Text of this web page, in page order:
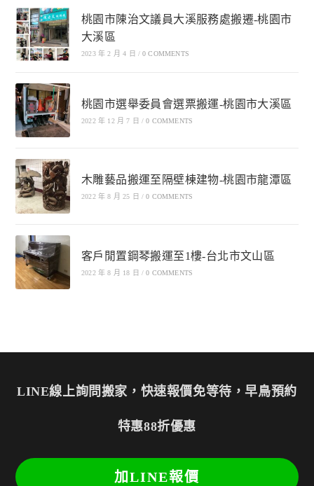
桃園市陳治文議員大溪服務處搬遷-桃園市
大溪區
2023 年 2 月 4 日 / 0 COMMENTS
桃園市選舉委員會選票搬運-桃園市大溪區
2022 年 12 月 7 日 / 0 COMMENTS
木雕藝品搬運至隔壁棟建物-桃園市龍潭區
2022 年 8 月 25 日 / 0 COMMENTS
客戶閒置鋼琴搬運至1樓-台北市文山區
2022 年 8 月 18 日 / 0 COMMENTS
LINE線上詢問搬家，快速報價免等待，早鳥預約
特惠88折優惠
加LINE報價